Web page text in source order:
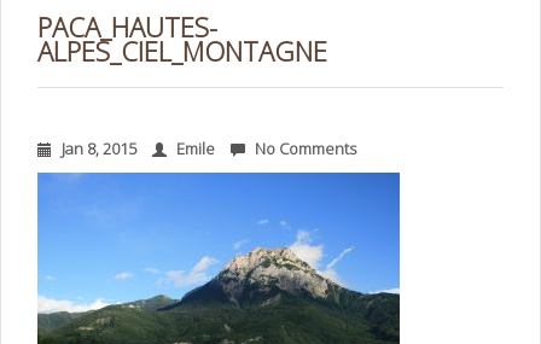
PACA_HAUTES-
ALPES_CIEL_MONTAGNE
Jan 8, 2015 Emile No Comments